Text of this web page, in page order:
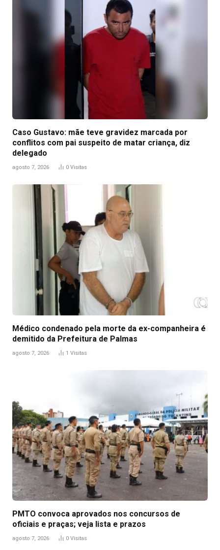
Caso Gustavo: mãe teve gravidez marcada por
conflitos com pai suspeito de matar criança, diz
delegado
agosto 7, 2026 0 Visitas
Médico condenado pela morte da ex-companheira é
demitido da Prefeitura de Palmas
agosto 7, 2026 1 Visitas
PMTO convoca aprovados nos concursos de
oficiais e praças; veja lista e prazos
agosto 7, 2026 0 Visitas